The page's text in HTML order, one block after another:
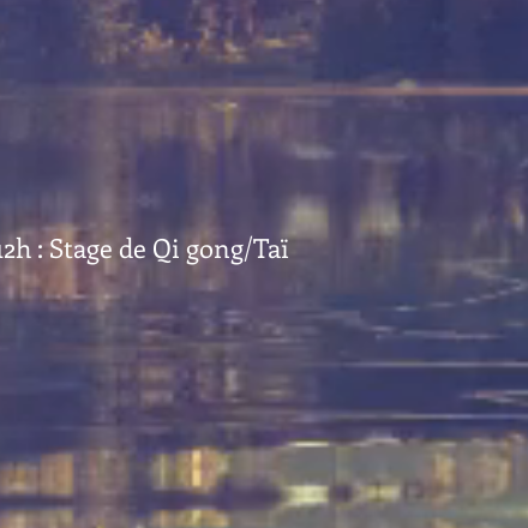
: Stage de Qi gong/Taï